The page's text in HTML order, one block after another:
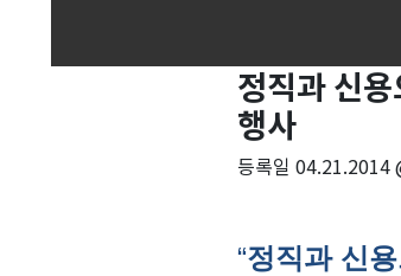
정직과 신
행사
등록일 04.21.2014
“정직과 신